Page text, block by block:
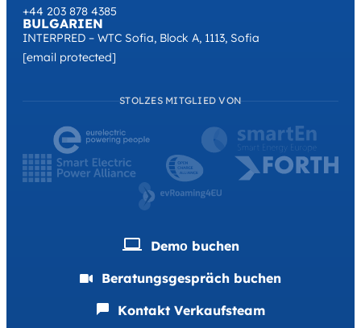
+44 203 878 4385
BULGARIEN
INTERPRED – WTC Sofia, Block A, 1113, Sofia
[email protected]
STOLZES MITGLIED VON
Demо buchen
Beratungsgespräch buchen
Kontakt Verkaufsteam